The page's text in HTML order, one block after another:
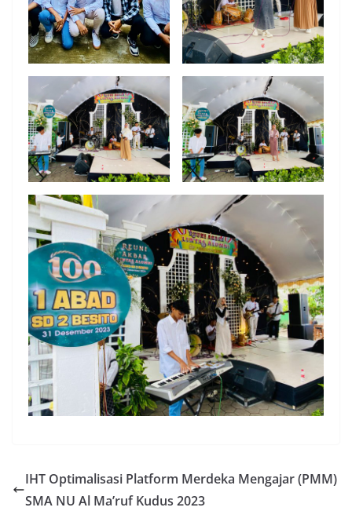
IHT Optimalisasi Platform Merdeka Mengajar (PMM)
SMA NU Al Ma’ruf Kudus 2023